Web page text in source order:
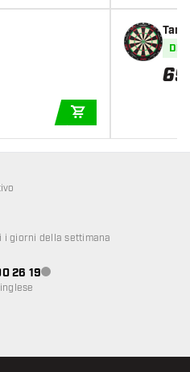
Target TOR -
69
clienti non disponibile
i giorni della settimana
26 19Servizio clienti non disponibile